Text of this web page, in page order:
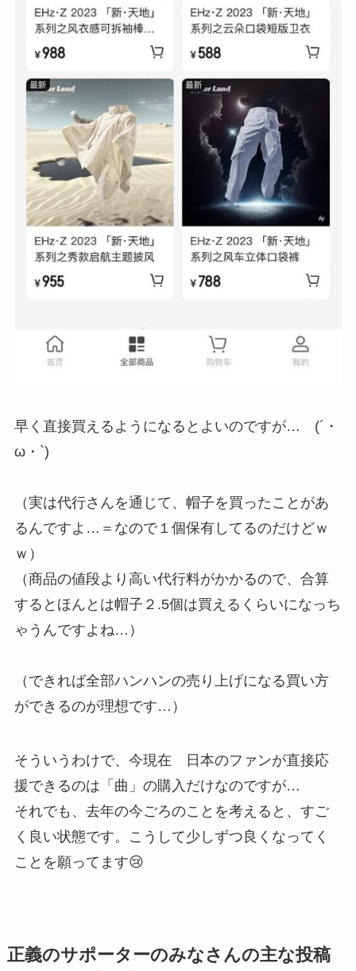
早く直接買えるようになるとよいのですが… (´・
ω・`)
（実は代行さんを通じて、帽子を買ったことがあ
るんですよ…＝なので１個保有してるのだけどｗ
ｗ）
（商品の値段より高い代行料がかかるので、合算
するとほんとは帽子２.5個は買えるくらいになっち
ゃうんですよね…）
（できれば全部ハンハンの売り上げになる買い方
ができるのが理想です…）
そういうわけで、今現在 日本のファンが直接応
援できるのは「曲」の購入だけなのですが…
それでも、去年の今ごろのことを考えると、すご
く良い状態です。こうして少しずつ良くなってく
ことを願ってます😢
正義のサポーターのみなさんの主な投稿